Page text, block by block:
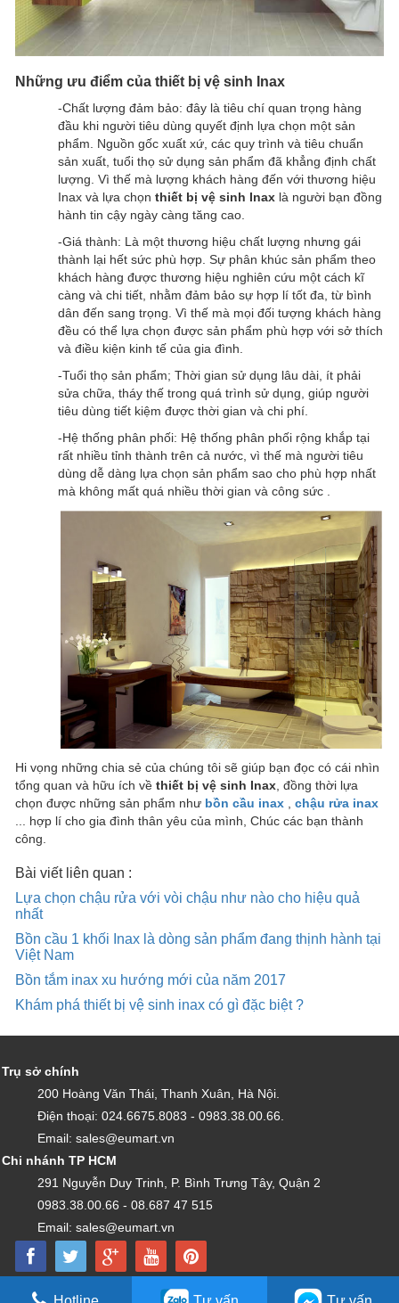
Những ưu điểm của thiết bị vệ sinh Inax
-Chất lượng đảm bảo: đây là tiêu chí quan trọng hàng
đầu khi người tiêu dùng quyết định lựa chọn một sản
phẩm. Nguồn gốc xuất xứ, các quy trình và tiêu chuẩn
sản xuất, tuổi thọ sử dụng sản phẩm đã khẳng định chất
lượng. Vì thế mà lượng khách hàng đến với thương hiệu
Inax và lựa chọn thiết bị vệ sinh Inax là người bạn đồng
hành tin cậy ngày càng tăng cao.
-Giá thành: Là một thương hiệu chất lượng nhưng gái
thành lại hết sức phù hợp. Sự phân khúc sản phẩm theo
khách hàng được thương hiệu nghiên cứu một cách kĩ
càng và chi tiết, nhằm đảm bảo sự hợp lí tốt đa, từ bình
dân đến sang trọng. Vì thế mà mọi đối tượng khách hàng
đều có thể lựa chọn được sản phẩm phù hợp với sở thích
và điều kiện kinh tế của gia đình.
-Tuổi thọ sản phẩm; Thời gian sử dụng lâu dài, ít phải
sửa chữa, tháy thế trong quá trình sử dụng, giúp người
tiêu dùng tiết kiệm được thời gian và chi phí.
-Hệ thống phân phối: Hệ thống phân phối rộng khắp tại
rất nhiều tỉnh thành trên cả nước, vì thế mà người tiêu
dùng dễ dàng lựa chọn sản phẩm sao cho phù hợp nhất
mà không mất quá nhiều thời gian và công sức .
Hi vọng những chia sẻ của chúng tôi sẽ giúp bạn đọc có cái nhìn
tổng quan và hữu ích về thiết bị vệ sinh Inax , đồng thời lựa
chọn được những sản phẩm như bồn cầu inax
chậu rửa inax
... hợp lí cho gia đình thân yêu của mình, Chúc các bạn thành
công.
Bài viết liên quan :
Lựa chọn chậu rửa với vòi chậu như nào cho hiệu quả
nhất
Bồn cầu 1 khối Inax là dòng sản phẩm đang thịnh hành tại
Việt Nam
Bồn tắm inax xu hướng mới của năm 2017
Khám phá thiết bị vệ sinh inax có gì đặc biệt ?
Trụ sở chính
200 Hoàng Văn Thái, Thanh Xuân, Hà Nội.
Điện thoại: 024.6675.8083 - 0983.38.00.66.
Email: sales@eumart.vn
Chi nhánh TP HCM
291 Nguyễn Duy Trinh, P. Bình Trưng Tây, Quận 2
0983.38.00.66 - 08.687 47 515
Email: sales@eumart.vn
Copyright by Kim Tín LTD - Được vận hành bởi Công ty TNHH Thương mại và nội